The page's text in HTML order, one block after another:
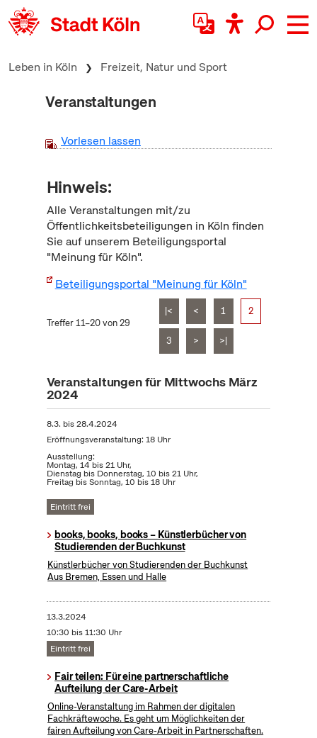
zum Inhalt springen
Leben in Köln Freizeit, Natur und Sport
Veranstaltungen
Vorlesen lassen
Hinweis:
Alle Veranstaltungen mit/zu
Öffentlichkeitsbeteiligungen in Köln finden
Sie auf unserem Beteiligungsportal
"Meinung für Köln".
Beteiligungsportal "Meinung für Köln"
Treffer 11–20 von 29
|< < 1 2
3 > >|
Veranstaltungen für Mittwochs März
2024
8.3. bis28.4.2024
Eröffnungsveranstaltung: 18 Uhr
Ausstellung:
Montag, 14 bis 21 Uhr,
Dienstag bis Donnerstag, 10 bis 21 Uhr,
Freitag bis Sonntag, 10 bis 18 Uhr
Eintritt frei
books, books, books – Künstlerbücher von
Studierenden der Buchkunst
Künstlerbücher von Studierenden der Buchkunst
Aus Bremen, Essen und Halle
13.3.2024
10:30 bis 11:30 Uhr
Eintritt frei
Fair teilen: Für eine partnerschaftliche
Aufteilung der Care-Arbeit
Online-Veranstaltung im Rahmen der digitalen
Fachkräftewoche. Es geht um Möglichkeiten der
fairen Aufteilung von Care-Arbeit in Partnerschaften.